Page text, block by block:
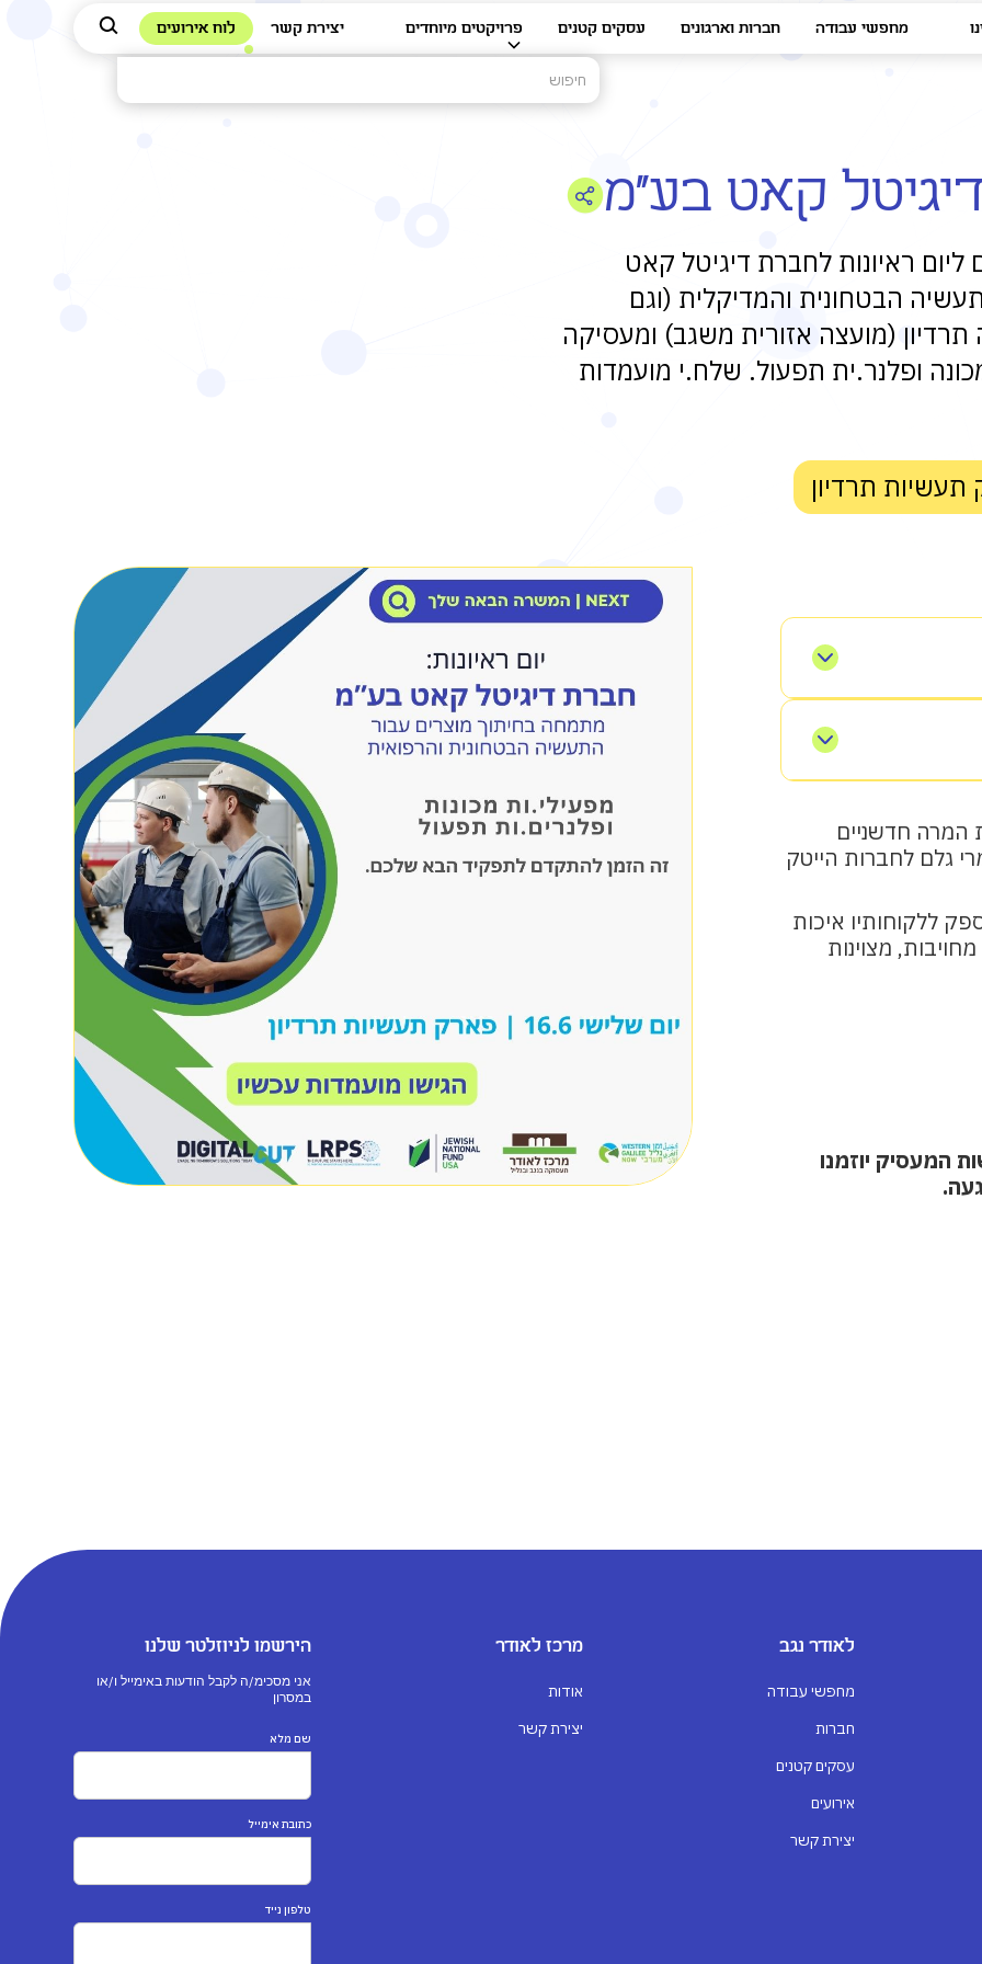
מחפשי עבודה חברות וארגונים עסקים קטנים פרויקטים מיוחדים יצירת קשר לוח אירועים
דיגיטל קאט בע"מ
ראיונות לחברת דיגיטל קאט
הבטחונית והמדיקלית (וגם
(מועצה אזורית משגב) ומעסיקה
ופלנר.ית תפעול. שלח.י מועמדות
תרדיון
ושיווק
בתהליך)
בזמן אמת
/
המרה חדשניים
גלם לחברות הייטק
ללקוחותיו איכות
מצוינות
המעסיק יוזמנו
לאודר נגב
מחפשי עבודה
חברות
עסקים קטנים
אירועים
יצירת קשר
מרכז לאודר
אודות
יצירת קשר
הירשמו לניוזלטר שלנו
אני מסכימ/ה לקבל הודעות באימייל ו/או
במסרון
שם מלא
כתובת אימייל
טלפון נייד